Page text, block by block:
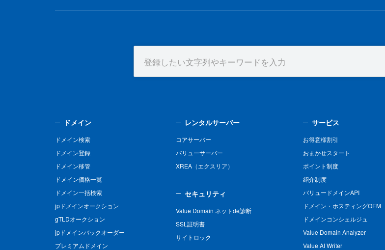
ドメイン
ドメイン検索
ドメイン登録
ドメイン移管
ドメイン価格一覧
ドメイン一括検索
jpドメインオークション
gTLDオークション
jpドメインバックオーダー
プレミアムドメイン
レンタルサーバー
コアサーバー
バリューサーバー
XREA（エクスリア）
セキュリティ
Value Domain ネットde診断
SSL証明書
サイトロック
サービス
お得意様割引
おまかせスタート
ポイント制度
紹介制度
バリュードメインAPI
ドメイン・ホスティングOEM
ドメインコンシェルジュ
Value Domain Analyzer
Value AI Writer